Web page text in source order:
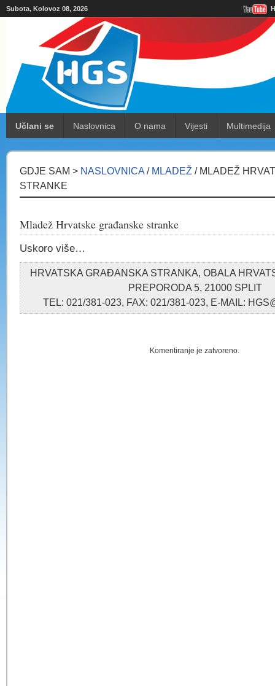
Subota, Kolovoz 08, 2026
Učlani se Naslovnica O nama Vijesti Multimedija
GDJE SAM > NASLOVNICA / MLADEŽ / MLADEŽ
STRANKE
Mladež Hrvatske građanske stranke
Uskoro više…
HRVATSKA GRAĐANSKA STRANKA, OBALA
PREPORODA 5, 21000 SPLIT
TEL: 021/381-023, FAX: 021/381-023, E-MAIL:
Komentiranje je zatvoreno.